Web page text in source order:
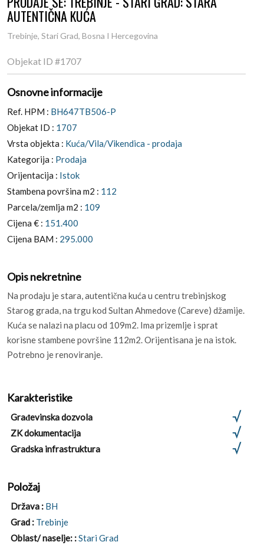
AUTENTIČNA KUĆA
Trebinje, Stari Grad, Bosna I Hercegovina
Objekat ID #1707
Osnovne informacije
Ref. HPM : BH647TB506-P
Objekat ID : 1707
Vrsta objekta : Kuća/Vila/Vikendica - prodaja
Kategorija : Prodaja
Orijentacija : Istok
Stambena površina m2 : 112
Parcela/zemlja m2 : 109
Cijena € : 151.400
Cijena BAM : 295.000
Opis nekretnine
Na prodaju je stara, autentična kuća u centru trebinjskog
Starog grada, na trgu kod Sultan Ahmedove (Careve) džamije.
Kuća se nalazi na placu od 109m2. Ima prizemlje i sprat
korisne stambene površine 112m2. Orijentisana je na istok.
Potrebno je renoviranje.
Karakteristike
Građevinska dozvola
ZK dokumentacija
Gradska infrastruktura
Položaj
Država : BH
Grad : Trebinje
Oblast/ naselje: :Stari Grad